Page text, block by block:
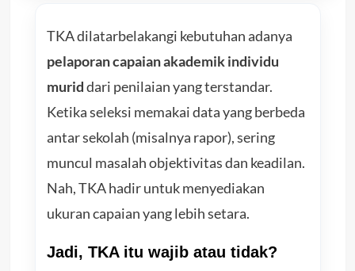
TKA dilatarbelakangi kebutuhan adanya
pelaporan capaian akademik individu
muriddari penilaian yang terstandar.
Ketika seleksi memakai data yang berbeda
antar sekolah (misalnya rapor), sering
muncul masalah objektivitas dan keadilan.
Nah, TKA hadir untuk menyediakan
ukuran capaian yang lebih setara.
Jadi, TKA itu wajib atau tidak?